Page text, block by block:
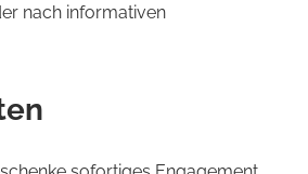
nach informativen